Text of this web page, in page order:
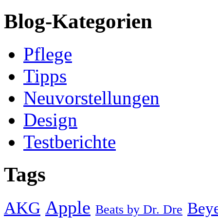
Blog-Kategorien
Pflege
Tipps
Neuvorstellungen
Design
Testberichte
Tags
AKG Apple Beats by Dr. Dre